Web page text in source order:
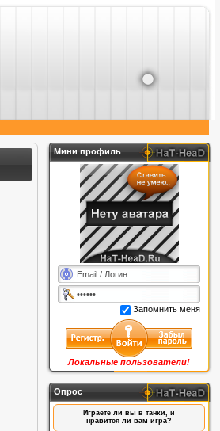
Будь в курсе всего!
Мини профиль
Запомнить меня
Локальные пользователи!
Опрос
Играете ли вы в танки, и
нравится ли вам игра?